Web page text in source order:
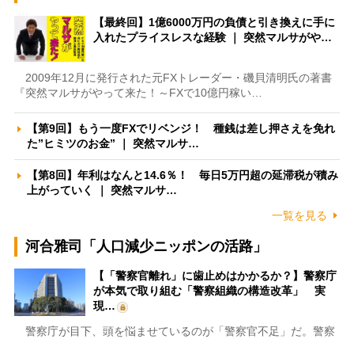
【最終回】1億6000万円の負債と引き換えに手に
入れたプライスレスな経験 ｜ 突然マルサがや…
2009年12月に発行された元FXトレーダー・磯貝清明氏の著書
『突然マルサがやって来た！～FXで10億円稼い…
【第9回】もう一度FXでリベンジ！ 種銭は差し押さえを免れ
た”ヒミツのお金” ｜ 突然マルサ…
【第8回】年利はなんと14.6％！ 毎日5万円超の延滞税が積み
上がっていく ｜ 突然マルサ…
一覧を見る
河合雅司「人口減少ニッポンの活路」
【「警察官離れ」に歯止めはかかるか？】警察庁
が本気で取り組む「警察組織の構造改革」 実
現…
警察庁が目下、頭を悩ませているのが「警察官不足」だ。警察